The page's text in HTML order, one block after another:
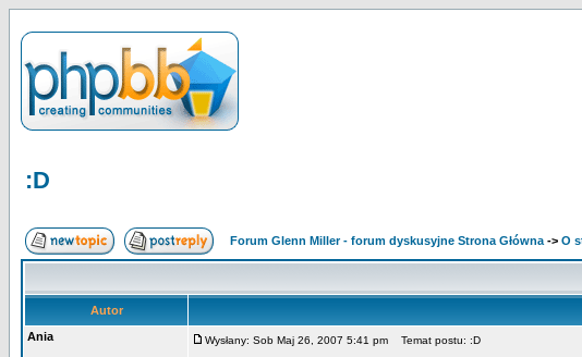
:D
Forum Glenn Miller - forum dyskusyjne Strona Główna -> O
Autor
Ania
Wysłany: Sob Maj 26, 2007 5:41 pm Temat postu: :D